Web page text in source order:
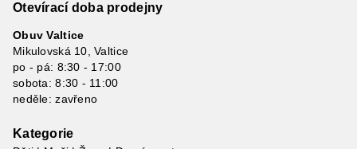
Otevírací doba prodejny
Obuv Valtice
Mikulovská 10, Valtice
po - pá: 8:30 - 17:00
sobota: 8:30 - 11:00
neděle: zavřeno
Kategorie